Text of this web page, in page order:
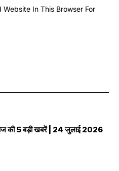
In This Browser For
5 बड़ी खबरें | 24 जुलाई 2026